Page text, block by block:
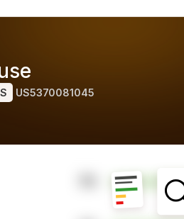
US5370081045
das allgemeine